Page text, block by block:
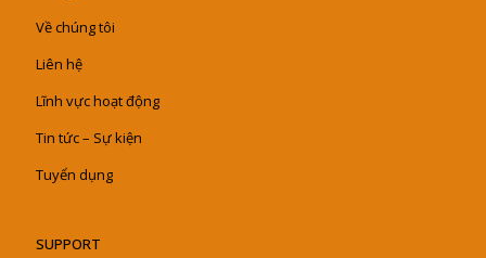
Về chúng tôi
Liên hệ
Lĩnh vực hoạt động
Tin tức – Sự kiện
Tuyển dụng
SUPPORT